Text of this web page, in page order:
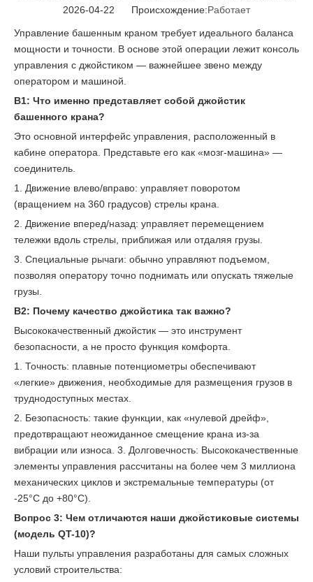
2026-04-22 Происхождение:Работает
Управление башенным краном требует идеального баланса
мощности и точности. В основе этой операции лежит консоль
управления с джойстиком — важнейшее звено между
оператором и машиной.
В1: Что именно представляет собой джойстик
башенного крана?
Это основной интерфейс управления, расположенный в
кабине оператора. Представьте его как «мозг-машина» —
соединитель.
1. Движение влево/вправо: управляет поворотом
(вращением на 360 градусов) стрелы крана.
2. Движение вперед/назад: управляет перемещением
тележки вдоль стрелы, приближая или отдаляя грузы.
3. Специальные рычаги: обычно управляют подъемом,
позволяя оператору точно поднимать или опускать тяжелые
грузы.
В2: Почему качество джойстика так важно?
Высококачественный джойстик — это инструмент
безопасности, а не просто функция комфорта.
1. Точность: плавные потенциометры обеспечивают
«легкие» движения, необходимые для размещения грузов в
труднодоступных местах.
2. Безопасность: такие функции, как «нулевой дрейф»,
предотвращают неожиданное смещение крана из-за
вибрации или износа. 3. Долговечность: Высококачественные
элементы управления рассчитаны на более чем 3 миллиона
механических циклов и экстремальные температуры (от
-25°C до +80°C).
Вопрос 3: Чем отличаются наши джойстиковые системы
(модель QT-10)?
Наши пульты управления разработаны для самых сложных
условий строительства: